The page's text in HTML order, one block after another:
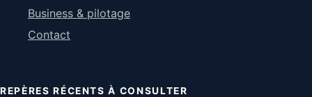
Business & pilotage
Contact
REPÈRES RÉCENTS À CONSULTER